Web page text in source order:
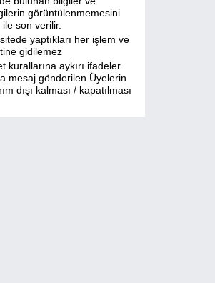
görüntülenmemesini
son verilir.
yaptıkları her işlem ve
gidilemez
aykırı ifadeler
mesaj gönderilen Üyelerin
dışı kalması / kapatılması